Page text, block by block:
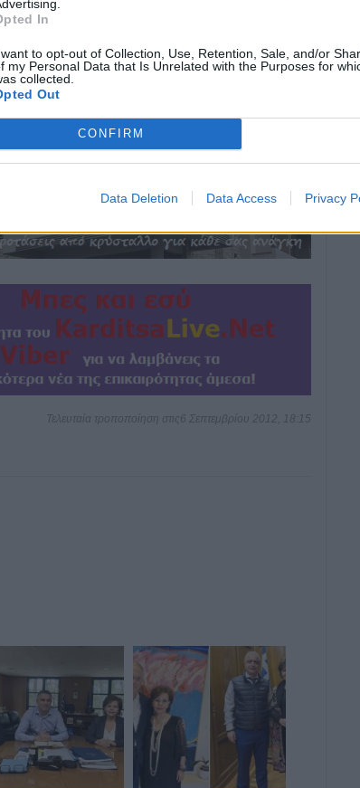
In
to opt-out of Collection, Use, Retention, Sale, and/or
my Personal Data that Is Unrelated with the Purposes for
collected.
Out
CONFIRM
Data Deletion Data Access Privacy
Τελευταία τροποποίηση στις6 Σεπτεμβρίου 2012, 18:15
6